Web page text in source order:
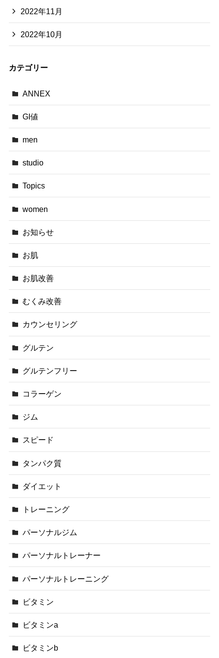
2022年11月
2022年10月
カテゴリー
ANNEX
GI値
men
studio
Topics
women
お知らせ
お肌
お肌改善
むくみ改善
カウンセリング
グルテン
グルテンフリー
コラーゲン
ジム
スピード
タンパク質
ダイエット
トレーニング
パーソナルジム
パーソナルトレーナー
パーソナルトレーニング
ビタミン
ビタミンa
ビタミンb